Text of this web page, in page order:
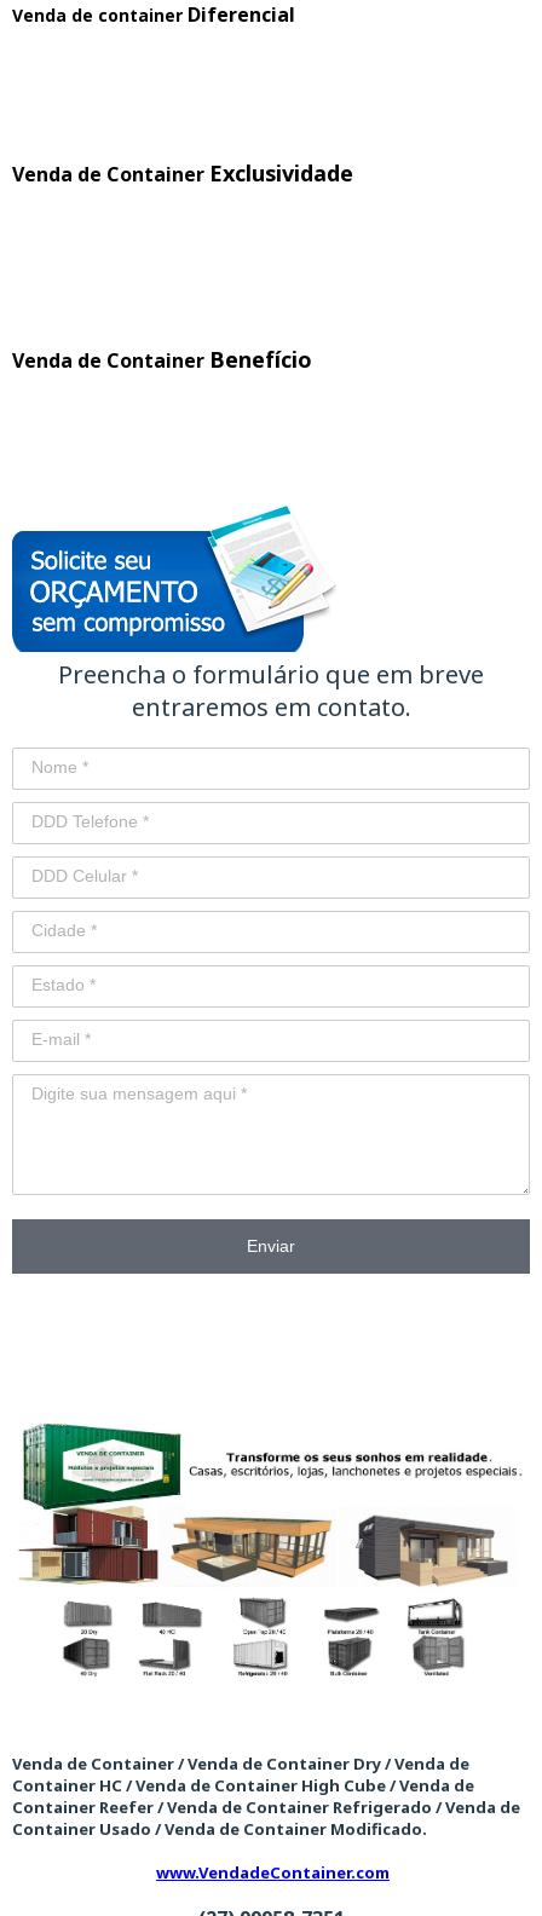
Venda de container Diferencial
Venda de Container Exclusividade
Venda de Container Benefício
Preencha o formulário que em breve
entraremos em contato.
Enviar
Venda de Container / Venda de Container Dry / Venda de
Container HC / Venda de Container High Cube / Venda de
Container Reefer / Venda de Container Refrigerado / Venda de
Container Usado / Venda de Container Modificado.
www.VendadeContainer.com